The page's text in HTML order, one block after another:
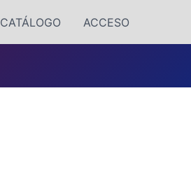
CATÁLOGO ACCESO